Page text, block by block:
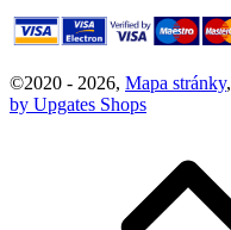
©2020 - 2026, Mapa stránky,
by Upgates Shops